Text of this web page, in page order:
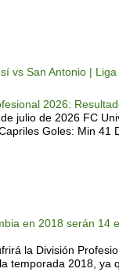
vs San Antonio |
2026:
julio de 2026 FC
Goles: Min 41
en 2018 serán 14
la División
temporada 2018, ya